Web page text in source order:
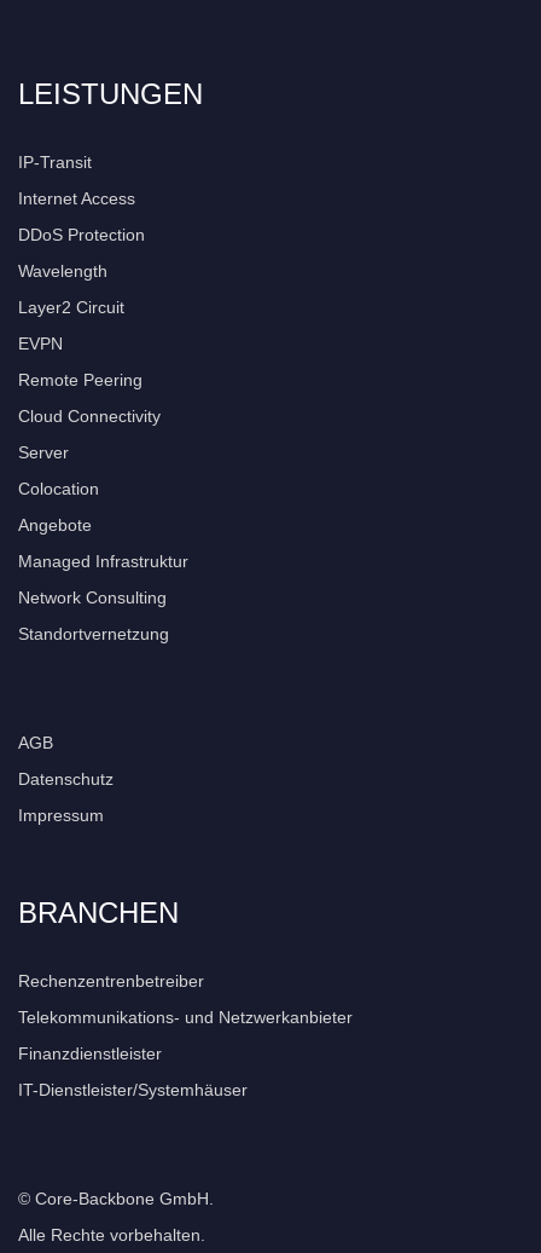
LEISTUNGEN
IP-Transit
Internet Access
DDoS Protection
Wavelength
Layer2 Circuit
EVPN
Remote Peering
Cloud Connectivity
Server
Colocation
Angebote
Managed Infrastruktur
Network Consulting
Standortvernetzung
AGB
Datenschutz
Impressum
BRANCHEN
Rechenzentrenbetreiber
Telekommunikations- und Netzwerkanbieter
Finanzdienstleister
IT-Dienstleister/Systemhäuser
© Core-Backbone GmbH.
Alle Rechte vorbehalten.